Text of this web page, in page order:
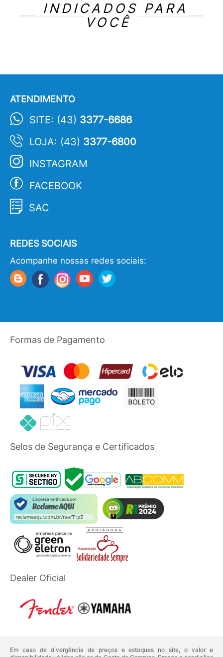
INDICADOS PARA
VOCÊ
ATENDIMENTO
SITE: (43) 3377-6686
LOJA: (43) 3377-6800
INSTAGRAM
FACEBOOK
SAC
REDES SOCIAIS
Acompanhe nossas redes sociais:
Formas de Pagamento
Selos de Segurança e Certificados
Dealer Oficial
Em caso de divergência de preços e estoques no site, o valor e